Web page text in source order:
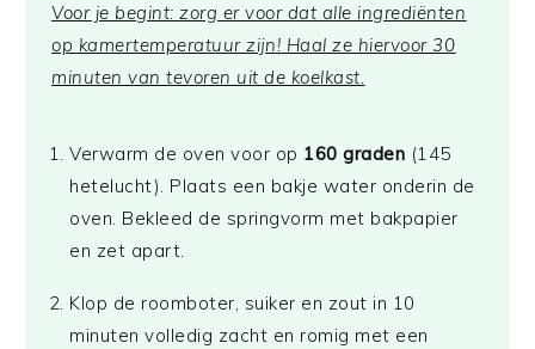
Voor je begint: zorg er voor dat alle ingrediënten
op kamertemperatuur zijn! Haal ze hiervoor 30
minuten van tevoren uit de koelkast.
Verwarm de oven voor op 160 graden (145
hetelucht). Plaats een bakje water onderin de
oven. Bekleed de springvorm met bakpapier
en zet apart.
Klop de roomboter, suiker en zout in 10
minuten volledig zacht en romig met een